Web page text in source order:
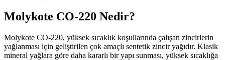
Molykote CO-220 Nedir?
Molykote CO-220, yüksek sıcaklık koşullarında çalışan zincirlerin
yağlanması için geliştirilen çok amaçlı sentetik zincir yağıdır. Klasik
mineral yağlara göre daha kararlı bir yapı sunması, yüksek sıcaklığa